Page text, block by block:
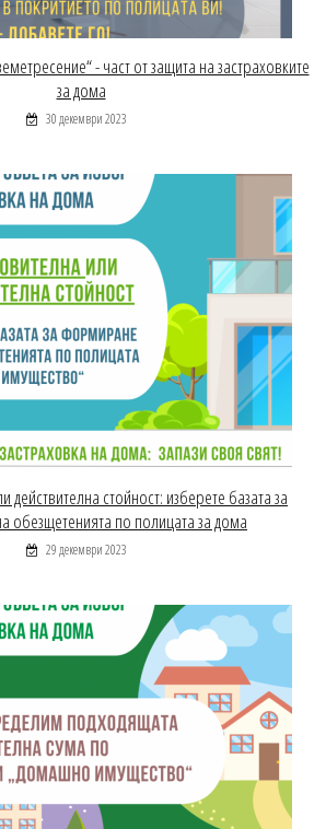
- част от защита на застраховките
за дома
30 декември 2023
действителна стойност: изберете базата за
обезщетенията по полицата за дома
29 декември 2023